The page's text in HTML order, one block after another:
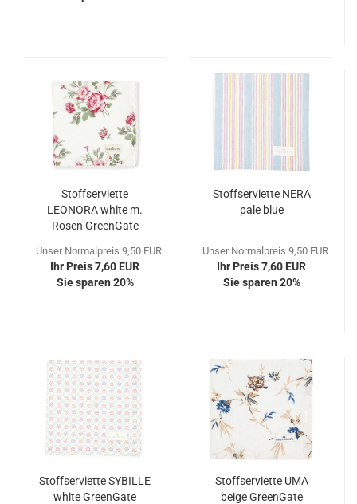
Stoffserviette
LEONORA white m.
Rosen GreenGate
Unser Normalpreis 9,50 EUR
Ihr Preis 7,60 EUR
Sie sparen 20%
Stoffserviette NERA
pale blue
Unser Normalpreis 9,50 EUR
Ihr Preis 7,60 EUR
Sie sparen 20%
Stoffserviette SYBILLE
white GreenGate
Stoffserviette UMA
beige GreenGate